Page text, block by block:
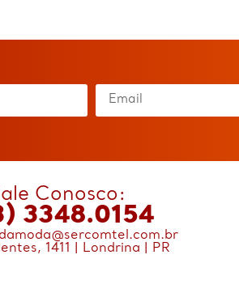
Conosco:
3348.0154
1411 | Londrina | PR